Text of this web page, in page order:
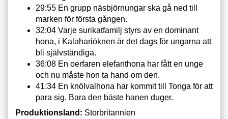
29:55 En grupp näsbjörnungar ska gå ned till
marken för första gången.
32:04 Varje surikatfamilj styrs av en dominant
hona, i Kalahariöknen är det dags för ungarna att
bli självständiga.
36:08 En oerfaren elefanthona har fått en unge
och nu måste hon ta hand om den.
41:34 En knölvalhona har kommit till Tonga för att
para sig. Bara den bäste hanen duger.
Produktionsland: Storbritannien